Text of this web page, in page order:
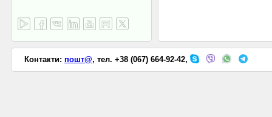
Контакти: пошт@, тел. +38 (067) 664-92-42,